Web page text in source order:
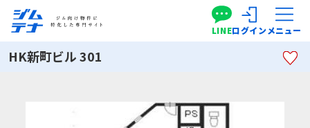
LINEログインメニュー
HK新町ビル 301